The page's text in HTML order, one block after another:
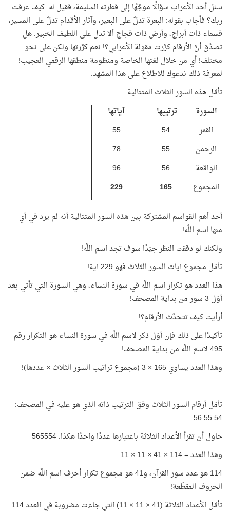
سئل أحد الأعراب سؤالًا موجَّهًا إلى فطرته السليمة، فقيل له: كيف عرفت
ربك؟ فأجاب بقوله: البعرة تدلّ على البعير، وآثار الأقدام تدلّ على المسير،
فسماء ذات أبراج، وأرض ذات فجاج ألا تدل على اللطيف الخبير. هل
تصدِّق أنَّ الأرقام كرَّرت مقولة الأعرابي؟! نعم كرَّرتها ولكن على نحو
مختلف! أي من خلال لغتها الخاصة ومنظومة ‏منطقها الرقمي العجيب!
لمعرفة ذلك ندعوك للاطلاع على هذا المشهد.
تأمّل هذه السور الثلاث المتتالية:
السورة
ترتيبها
آياتها
القمر
54
55
الرحمن
55
78
الواقعة
56
96
المجموع
165
229
أحد أهم القواسم المشتركة بين هذه السور المتتالية أنه لم يرد في أي
منها اسم اللَّه!
ولكنك لو دققت النظر جيّدًا سوف تجد اسم اللَّه!
تأمّل مجموع آيات السور الثلاث فهو 229 آية!
هذا العدد هو تكرار اسم اللَّه في سورة النساء، وهي السورة التي تأتي بعد
أوّل 3 سور من بداية المصحف!
أرأيت كيف تتحدَّث الأرقام؟!
تأكيدًا على ذلك فإن أوّل ذكر لاسم اللَّه في سورة النساء هو التكرار رقم
495 لاسم اللَّه من بداية المصحف!
وهذا العدد يساوي 165 × 3 (مجموع تراتيب السور الثلاث × عددها)!
تأمّل أرقام السور الثلاث وفق الترتيب ذاته الذي هو عليه في المصحف:
54 55 56
حاول أن تقرأ الأعداد الثلاثة باعتبارها عددًا واحدًا هكذا: 565554
وهذا العدد = 114 × 41 × 11 × 11
114 هو عدد سور القرآن، و41 هو مجموع تكرار أحرف اسم اللَّه ضمن
الحروف المقطّعة!
تأمّل الأعداد الثلاثة (41 × 11 × 11) التي جاءت مضروبة في العدد 114